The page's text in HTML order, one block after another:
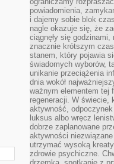
powiadomienia,
i dajemy sobie blok
nagle okazuje się, że
ciągnęły się
znacznie krótszym
stanem, który pojawia
świadomych wyborów,
unikanie przeciążenia
dnia wokół
ważnym elementem tej
regeneracji. W świecie,
aktywność,
luksus albo wręcz
dobrze zaplanowane
aktywności
utrzymać wysoką
zdrowie psychiczne.